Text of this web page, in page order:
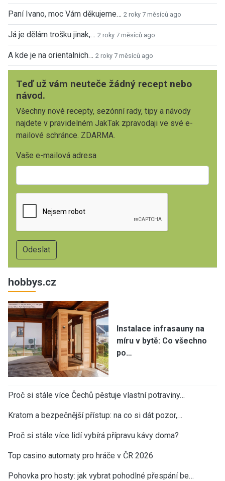
Paní Ivano, moc Vám děkujeme… 2 roky 7 měsíců ago
Já je dělám trošku jinak,… 2 roky 7 měsíců ago
A kde je na orientalnich… 2 roky 7 měsíců ago
Teď už vám neuteče žádný recept nebo
návod.
Všechny nové recepty, sezónní rady, tipy a návody
najdete v pravidelném JakTak zpravodaji ve své e-
mailové schránce. ZDARMA.
Vaše e-mailová adresa
hobbys.cz
Instalace infrasauny na
míru v bytě: Co všechno
po…
Proč si stále více Čechů pěstuje vlastní potraviny…
Kratom a bezpečnější přístup: na co si dát pozor,…
Proč si stále více lidí vybírá přípravu kávy doma?
Top casino automaty pro hráče v ČR 2026
Pohovka pro hosty: jak vybrat pohodlné přespání be…